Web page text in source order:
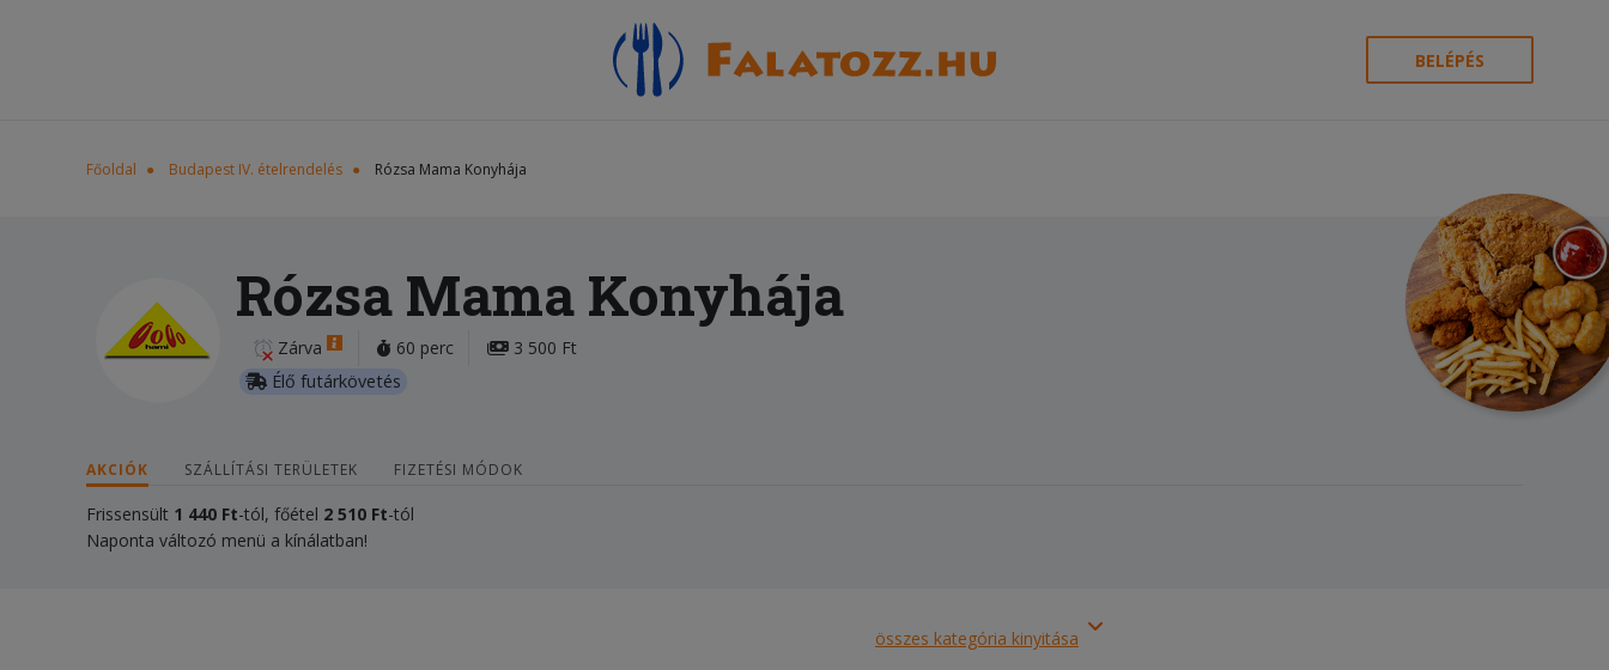
BELÉPÉS
Főoldal Budapest IV. ételrendelés Rózsa Mama Konyhája
Rózsa Mama Konyhája
Zárva 60 perc
3 500 Ft
Élő futárkövetés
AKCIÓK SZÁLLÍTÁSI TERÜLETEK FIZETÉSI MÓDOK
Frissensült 1 440 Ft-tól, főétel 2 510 Ft-tól
Naponta változó menü a kínálatban!
összes kategória kinyitása